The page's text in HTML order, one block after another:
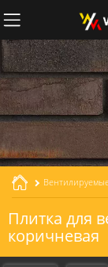
Плитка для
коричневая